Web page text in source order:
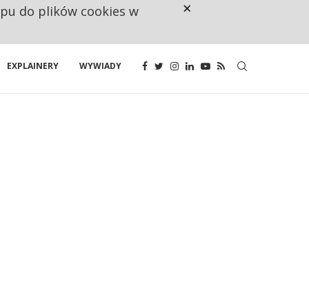
EXPLAINERY WYWIADY
do plików cookies w ×